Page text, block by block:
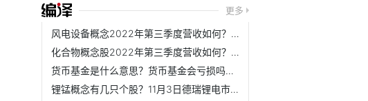
更多
风电设备概念2022年第三季度营收如何？长海股份11月4日股价涨0.94%
化合物概念股2022年第三季度营收如何？润都股份11月3日报17.080元
货币基金是什么意思？货币基金会亏损吗？举例分析
锂锰概念有几只个股？11月3日德瑞锂电市盈率为多少？